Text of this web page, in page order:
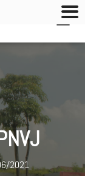
O
T
2021